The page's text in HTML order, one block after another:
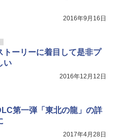
2016年9月16日
トーリーに着目して是非プ
い
2016年12月12日
第一弾「東北の龍」の詳
2017年4月28日